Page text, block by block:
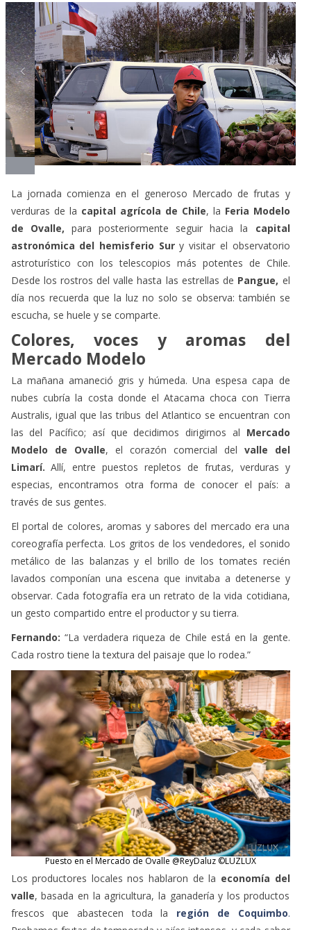
Previous Next
verduras de la
capital agrícola de Chile
Feria Modelo
para posteriormente seguir hacia la
astronómica del hemisferio Sur
y visitar el observatorio
astroturístico con los telescopios más potentes de Chile.
Desde los rostros del valle hasta las estrellas de
día nos recuerda que la luz no solo se observa: también se
escucha, se huele y se comparte.
Colores, voces y aromas del
Mercado Modelo
nubes cubría la costa donde el Atacama choca con Tierra
las del Pacífico; así que decidimos dirigirnos al
Modelo de Ovalle
, el corazón comercial del
Allí, entre puestos repletos de frutas, verduras y
especias, encontramos otra forma de conocer el país: a
través de sus gentes.
coreografía perfecta. Los gritos de los vendedores, el sonido
metálico de las balanzas y el brillo de los tomates recién
lavados componían una escena que invitaba a detenerse y
observar. Cada fotografía era un retrato de la vida cotidiana,
un gesto compartido entre el productor y su tierra.
Cada rostro tiene la textura del paisaje que lo rodea.”
Puesto en el Mercado de Ovalle @ReyDaluz ©LUZLUX
Los productores locales nos hablaron de la
valle
frescos que abastecen toda la región de Coquimbo
Probamos frutas de temporada y ajíes intensos, y cada sabor